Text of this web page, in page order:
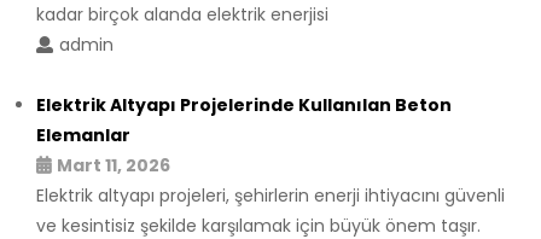
kadar birçok alanda elektrik enerjisi
admin
Elektrik Altyapı Projelerinde Kullanılan Beton
Elemanlar
Mart 11, 2026
Elektrik altyapı projeleri, şehirlerin enerji ihtiyacını güvenli
ve kesintisiz şekilde karşılamak için büyük önem taşır.